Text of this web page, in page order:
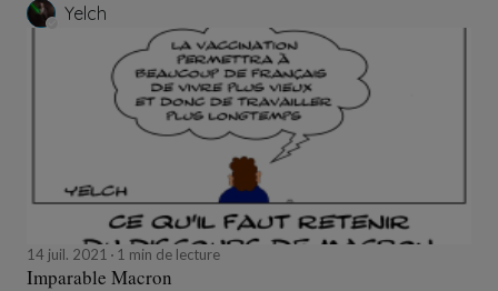
Yelch
14 juil. 2021 1 min de lecture
Imparable Macron